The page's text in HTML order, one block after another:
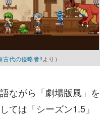
古代の侵略者!!より）
ながら「劇場版風」を
ては「シーズン1.5」